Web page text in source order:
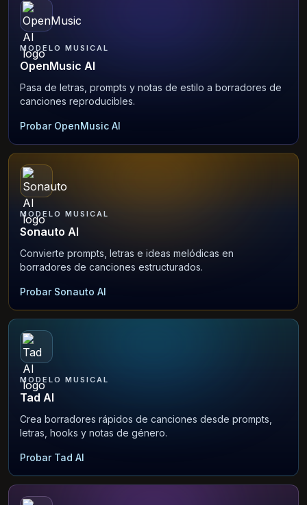
MODELO MUSICAL
OpenMusic AI
Pasa de letras, prompts y notas de estilo a borradores de
canciones reproducibles.
Probar OpenMusic AI
MODELO MUSICAL
Sonauto AI
Convierte prompts, letras e ideas melódicas en
borradores de canciones estructurados.
Probar Sonauto AI
MODELO MUSICAL
Tad AI
Crea borradores rápidos de canciones desde prompts,
letras, hooks y notas de género.
Probar Tad AI